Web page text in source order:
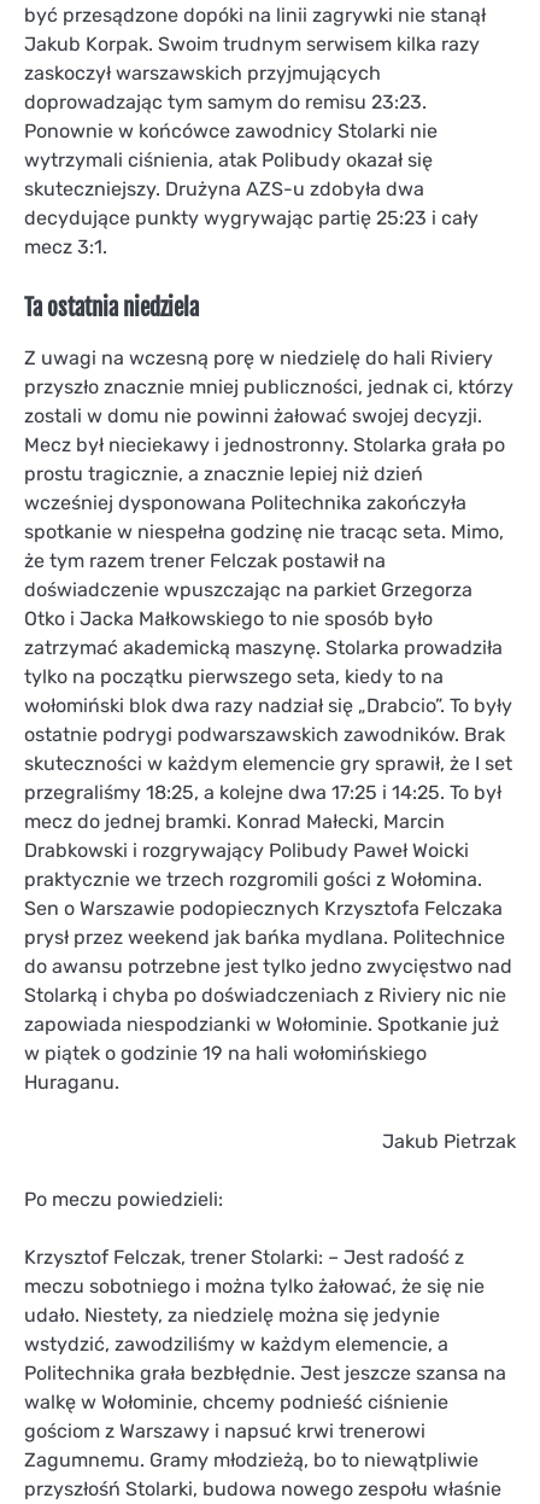
być przesądzone dopóki na linii zagrywki nie stanął
Jakub Korpak. Swoim trudnym serwisem kilka razy
zaskoczył warszawskich przyjmujących
doprowadzając tym samym do remisu 23:23.
Ponownie w końcówce zawodnicy Stolarki nie
wytrzymali ciśnienia, atak Polibudy okazał się
skuteczniejszy. Drużyna AZS-u zdobyła dwa
decydujące punkty wygrywając partię 25:23 i cały
mecz 3:1.
Ta ostatnia niedziela
Z uwagi na wczesną porę w niedzielę do hali Riviery
przyszło znacznie mniej publiczności, jednak ci, którzy
zostali w domu nie powinni żałować swojej decyzji.
Mecz był nieciekawy i jednostronny. Stolarka grała po
prostu tragicznie, a znacznie lepiej niż dzień
wcześniej dysponowana Politechnika zakończyła
spotkanie w niespełna godzinę nie tracąc seta. Mimo,
że tym razem trener Felczak postawił na
doświadczenie wpuszczając na parkiet Grzegorza
Otko i Jacka Małkowskiego to nie sposób było
zatrzymać akademicką maszynę. Stolarka prowadziła
tylko na początku pierwszego seta, kiedy to na
wołomiński blok dwa razy nadział się „Drabcio”. To były
ostatnie podrygi podwarszawskich zawodników. Brak
skuteczności w każdym elemencie gry sprawił, że I set
przegraliśmy 18:25, a kolejne dwa 17:25 i 14:25. To był
mecz do jednej bramki. Konrad Małecki, Marcin
Drabkowski i rozgrywający Polibudy Paweł Woicki
praktycznie we trzech rozgromili gości z Wołomina.
Sen o Warszawie podopiecznych Krzysztofa Felczaka
prysł przez weekend jak bańka mydlana. Politechnice
do awansu potrzebne jest tylko jedno zwycięstwo nad
Stolarką i chyba po doświadczeniach z Riviery nic nie
zapowiada niespodzianki w Wołominie. Spotkanie już
w piątek o godzinie 19 na hali wołomińskiego
Huraganu.
Jakub Pietrzak
Po meczu powiedzieli:
Krzysztof Felczak, trener Stolarki: – Jest radość z
meczu sobotniego i można tylko żałować, że się nie
udało. Niestety, za niedzielę można się jedynie
wstydzić, zawodziliśmy w każdym elemencie, a
Politechnika grała bezbłędnie. Jest jeszcze szansa na
walkę w Wołominie, chcemy podnieść ciśnienie
gościom z Warszawy i napsuć krwi trenerowi
Zagumnemu. Gramy młodzieżą, bo to niewątpliwie
przyszłośń Stolarki, budowa nowego zespołu właśnie